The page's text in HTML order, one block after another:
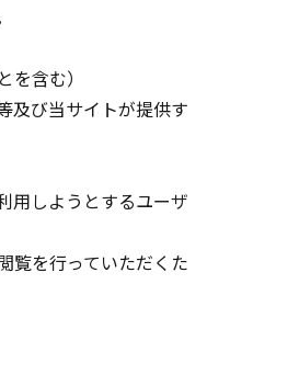
含む）
及び当サイトが提供す
用しようとするユーザ
覧を行っていただくた